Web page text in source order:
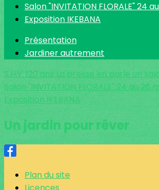
Salon "INVITATION FLORALE" 24
Exposition IKEBANA
Présentation
Jardiner autrement
S.H.Y. 120 ansLa presse en parleun
Salon "INVITATION FLORALE" 24 au 26
Exposition IKEBANA
Un jardin pour rêver
Plan du site
Licences